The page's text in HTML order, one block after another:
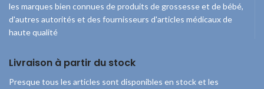
les marques bien connues de produits de grossesse et de bébé,
d'autres autorités et des fournisseurs d'articles médicaux de
haute qualité
Livraison à partir du stock
Presque tous les articles sont disponibles en stock et les